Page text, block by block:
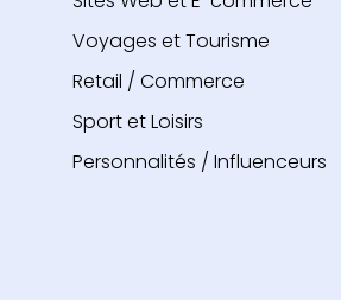
Voyages et Tourisme
Retail / Commerce
Sport et Loisirs
Personnalités / Influenceurs